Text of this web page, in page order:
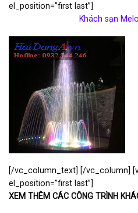
el_position=”first last”]
Khách sạn
[/vc_column_text] [/vc_column]
el_position=”first last”]
XEM THÊM CÁC CÔNG TRÌNH